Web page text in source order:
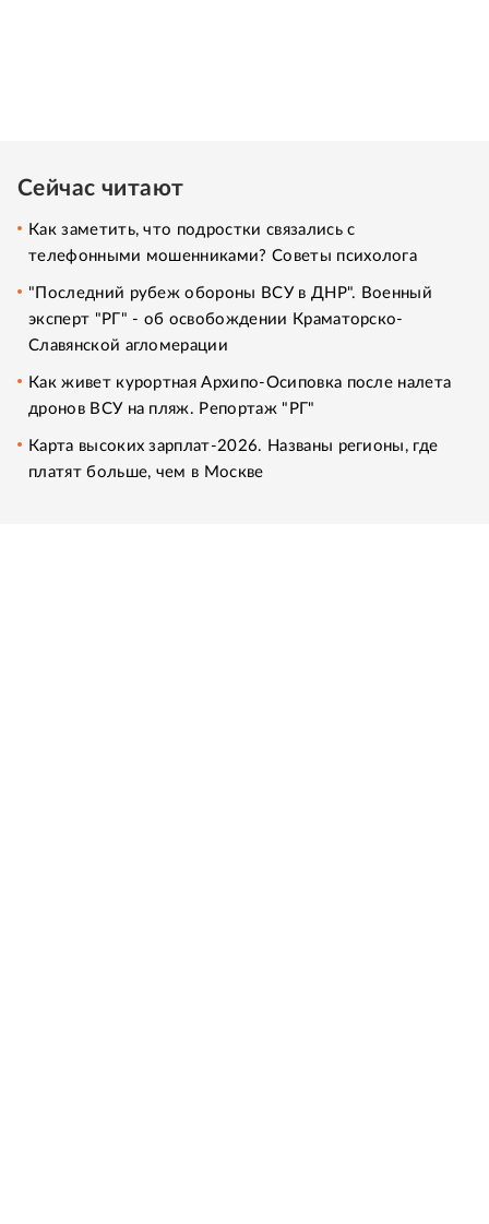
Сейчас читают
Как заметить, что подростки связались с
телефонными мошенниками? Советы психолога
"Последний рубеж обороны ВСУ в ДНР". Военный
эксперт "РГ" - об освобождении Краматорско-
Славянской агломерации
Как живет курортная Архипо-Осиповка после налета
дронов ВСУ на пляж. Репортаж "РГ"
Карта высоких зарплат-2026. Названы регионы, где
платят больше, чем в Москве